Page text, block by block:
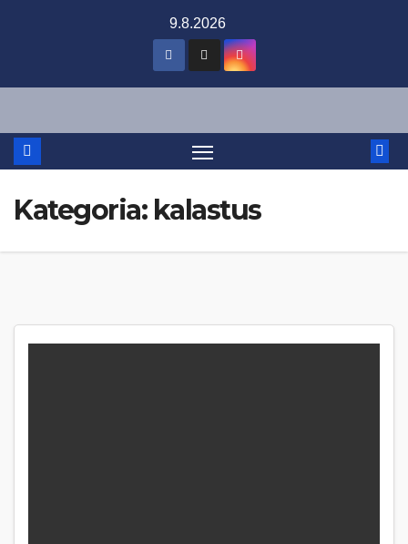
9.8.2026
Kategoria: kalastus